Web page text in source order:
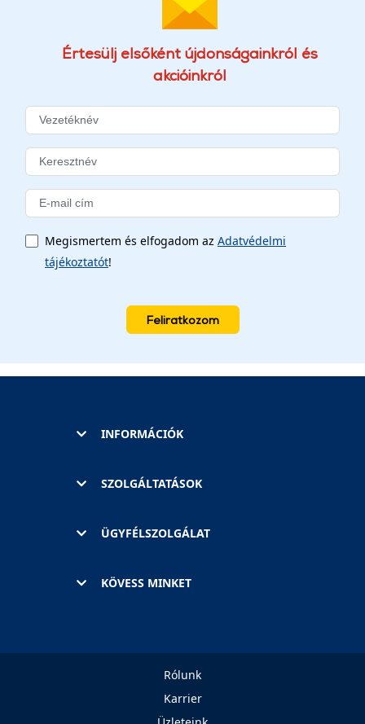
Értesülj elsőként újdonságainkról és
akcióinkról
Megismertem és elfogadom az Adatvédelmi
tájékoztatót!
Feliratkozom
INFORMÁCIÓK
SZOLGÁLTATÁSOK
ÜGYFÉLSZOLGÁLAT
KÖVESS MINKET
Rólunk
Karrier